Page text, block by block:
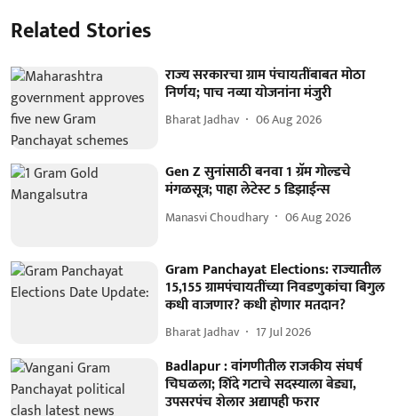
Related Stories
राज्य सरकारचा ग्राम पंचायतींबाबत मोठा
निर्णय; पाच नव्या योजनांना मंजुरी
Bharat Jadhav 06 Aug 2026
Gen Z सुनांसाठी बनवा 1 ग्रॅम गोल्डचे
मंगळसूत्र; पाहा लेटेस्ट 5 डिझाईन्स
Manasvi Choudhary 06 Aug 2026
Gram Panchayat Elections: राज्यातील
15,155 ग्रामपंचायतींच्या निवडणुकांचा बिगुल
कधी वाजणार? कधी होणार मतदान?
Bharat Jadhav 17 Jul 2026
Badlapur : वांगणीतील राजकीय संघर्ष
चिघळला; शिंदे गटाचे सदस्याला बेड्या,
उपसरपंच शेलार अद्यापही फरार